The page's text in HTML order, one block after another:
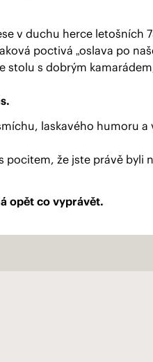
v duchu herce letošních
poctivá „oslava po
stolu s dobrým
laskavého humoru a
pocitem, že jste právě byli
opět co vyprávět.